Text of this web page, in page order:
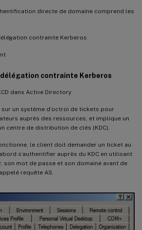
directe de domaine comprend les
contrainte Kerberos
contrainte Kerberos
dans Active Directory
un système d’octroi de tickets pour
auprès des ressources, et implique un
centre de distribution de clés (KDC).
le client doit demander un ticket au
s’authentifier auprès du KDC en utilisant
son mot de passe et son domaine avant de
requête AS.